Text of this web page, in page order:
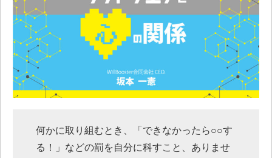
何かに取り組むとき、「できなかったら○○す
る！」などの罰を自分に科すこと、ありませ